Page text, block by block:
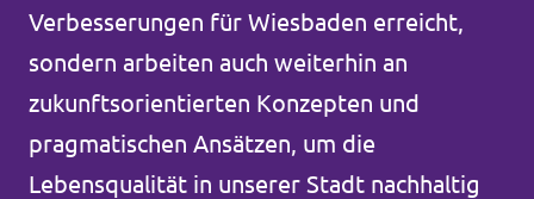
Transparenz
Datenschutz
Impressum
Verbesserungen für Wiesbaden erreicht,
sondern arbeiten auch weiterhin an
zukunftsorientierten Konzepten und
pragmatischen Ansätzen, um die
Lebensqualität in unserer Stadt nachhaltig